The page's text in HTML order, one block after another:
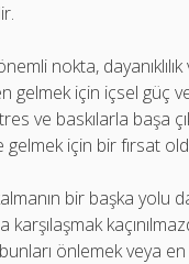
nokta,
gelmek için içsel güç
ve baskılarla başa
gelmek için bir fırsat
bir başka yolu
karşılaşmak
önlemek veya